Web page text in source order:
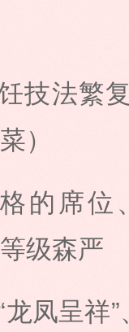
技法繁
）
的席位
级森严
龙凤呈祥